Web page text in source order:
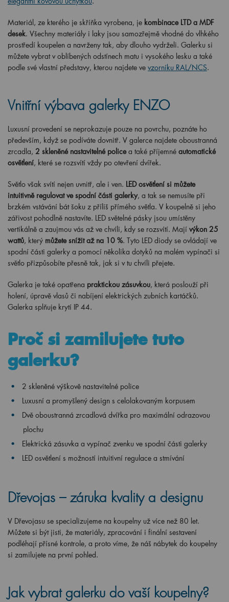
Materiál, ze kterého je skříňka vyrobena, je kombinace LTD a MDF
desek. Všechny materiály i laky jsou samozřejmě vhodné do vlhkého
prostředí koupelen a navrženy tak, aby dlouho vydrželi. Galerku si
můžete vybrat v oblíbených odstínech matu i vysokého lesku a také
podle své vlastní představy, kterou najdete ve vzorníku RAL/NCS.
Vnitřní výbava galerky ENZO
Luxusní provedení se neprokazuje pouze na povrchu, poznáte ho
především, když se podíváte dovnitř. V galerce najdete oboustranná
zrcadla, 2 skleněné nastavitelné policea také příjemné automatické
osvětlení, které se rozsvítí vždy po otevření dvířek.
Světlo však svítí nejen uvnitř, ale i ven. LED osvětlení si můžete
intuitivně regulovat ve spodní části galerky, a tak se nemusíte při
brzkém vstávání bát šoku z příliš přímého světla. V koupelně si jeho
zářivost pohodlně nastavíte. LED světelné pásky jsou umístěny
vertikálně a zaujmou vás až ve chvíli, kdy se rozsvítí. Mají výkon 25
wattů, který můžete snížit až na 10 %. Tyto LED diody se ovládají ve
spodní části galerky a pomocí několika dotyků na malém vypínači si
světlo přizpůsobíte přesně tak, jak si v tu chvíli přejete.
Galerka je také opatřena praktickou zásuvkou, která poslouží při
holení, úpravě vlasů či nabíjení elektrických zubních kartáčků.
Galerka splňuje krytí IP 44.
Proč si zamilujete tuto
galerku?
2 skleněné výškově nastavitelné police
Luxusní a promyšlený design s celolakovaným korpusem
Dvě oboustranná zrcadlová dvířka pro maximální odrazovou
plochu
Elektrická zásuvka a vypínač zvenku ve spodní části galerky
LED osvětlení s možností intuitivní regulace a stmívání
Dřevojas – záruka kvality a designu
V Dřevojasu se specializujeme na koupelny už více než 80 let.
Můžete si být jisti, že materiály, zpracování i finální sestavení
podléhají přísné kontrole, a proto víme, že náš nábytek do koupelny
si zamilujete na první pohled.
Jak vybrat galerku do vaší koupelny?